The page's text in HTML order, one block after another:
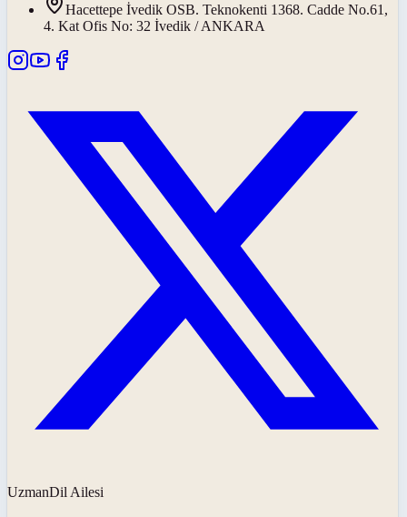
Hacettepe İvedik OSB. Teknokenti 1368. Cadde No.61,
4. Kat Ofis No: 32 İvedik / ANKARA
UzmanDil Ailesi